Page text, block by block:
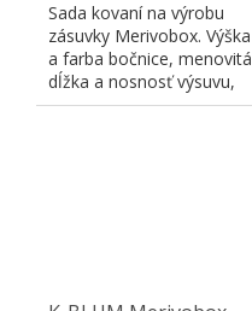
Sada kovaní na výrobu
zásuvky Merivobox. Výška
a farba bočnice, menovitá
dĺžka a nosnosť výsuvu,
typ čelného kovania...